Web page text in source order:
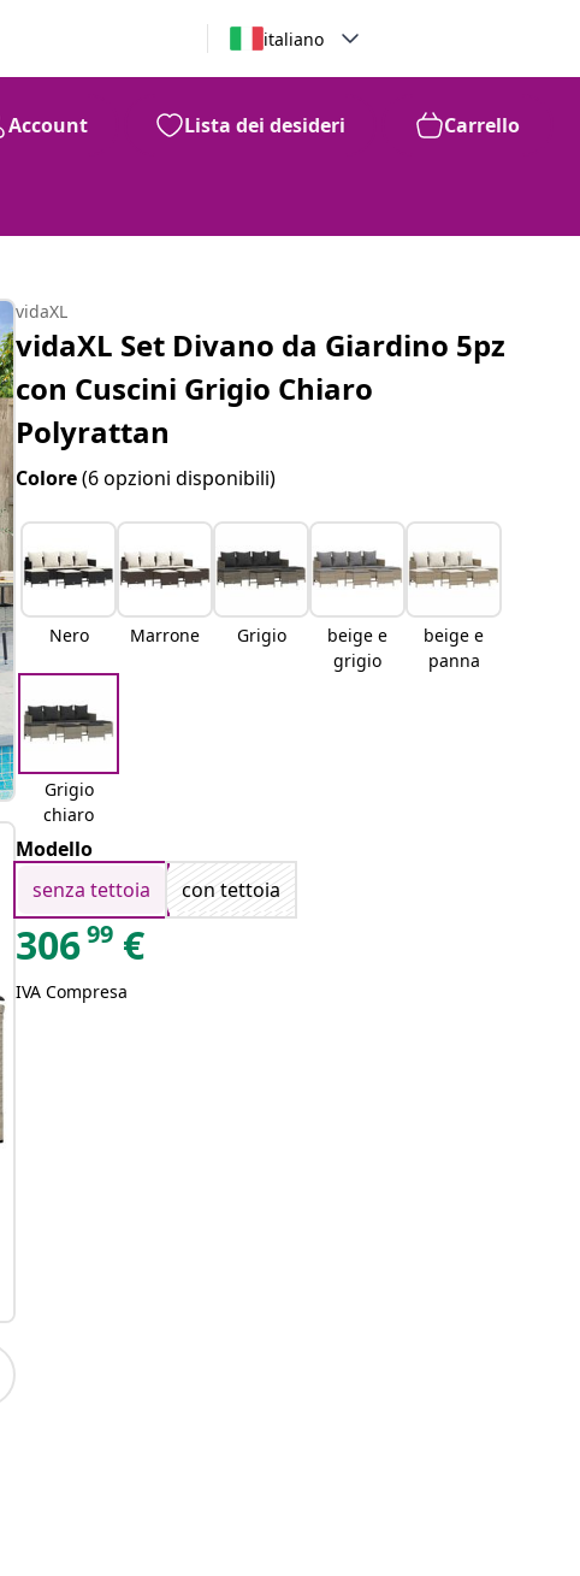
italiano
Account Lista dei desideri Carrello
vidaXL
vidaXL Set Divano da Giardino 5pz
con Cuscini Grigio Chiaro
Polyrattan
Colore(6 opzioni disponibili)
Nero Marrone Grigio
beige e
grigio
beige e
panna
Grigio
chiaro
Modello
senza tettoia
con tettoia
30699 €
IVA Compresa